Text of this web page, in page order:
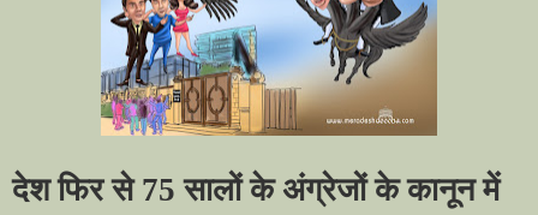
देश फिर से 75 सालों के अंग्रेजों के कानून में